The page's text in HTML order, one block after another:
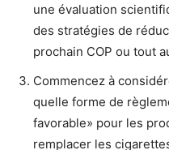
une évaluation
des stratégies de
prochain COP ou tout
Commencez à
quelle forme de
favorable» pour les
remplacer les